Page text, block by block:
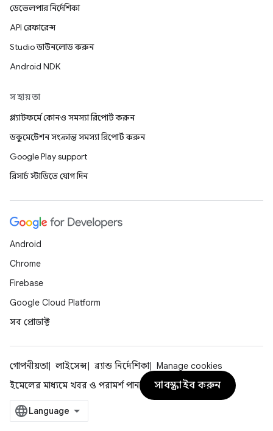
ডেভেলপার নির্দেশিকা
API রেফারেন্স
Studio ডাউনলোড করুন
Android NDK
সহায়তা
প্ল্যাটফর্মে কোনও সমস্যা রিপোর্ট করুন
ডকুমেন্টেশন সংক্রান্ত সমস্যা রিপোর্ট করুন
Google Play support
রিসার্চ স্টাডিতে যোগ দিন
Android
Chrome
Firebase
Google Cloud Platform
সব প্রোডাক্ট
গোপনীয়তা লাইসেন্স ব্র্যান্ড নির্দেশিকা
Manage cookies
ইমেলের মাধ্যমে খবর ও পরামর্শ পান
সাবস্ক্রাইব করুন